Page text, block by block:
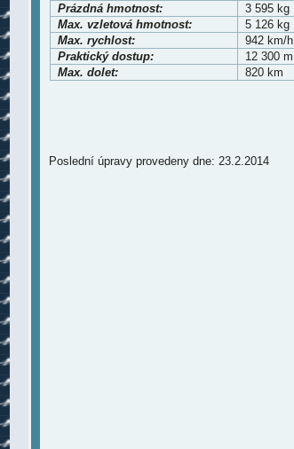
Prázdná hmotnost:
3 595 kg
Max. vzletová hmotnost:
5 126 kg
Max. rychlost:
942 km/h
Praktický dostup:
12 300 m
Max. dolet:
820 km
Poslední úpravy provedeny dne: 23.2.2014